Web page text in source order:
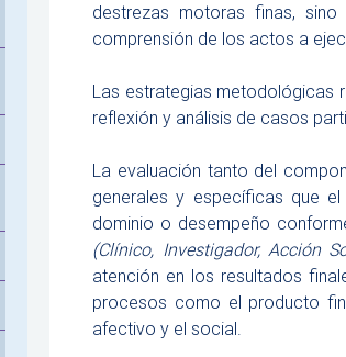
destrezas motoras finas,
comprensión de los actos a
Las estrategias metodológicas
reflexión y análisis de casos
La evaluación tanto del
generales y específicas que
dominio o desempeño
(Clínico, Investigador, Acción
atención en los resultados
procesos como el producto
afectivo y el social.